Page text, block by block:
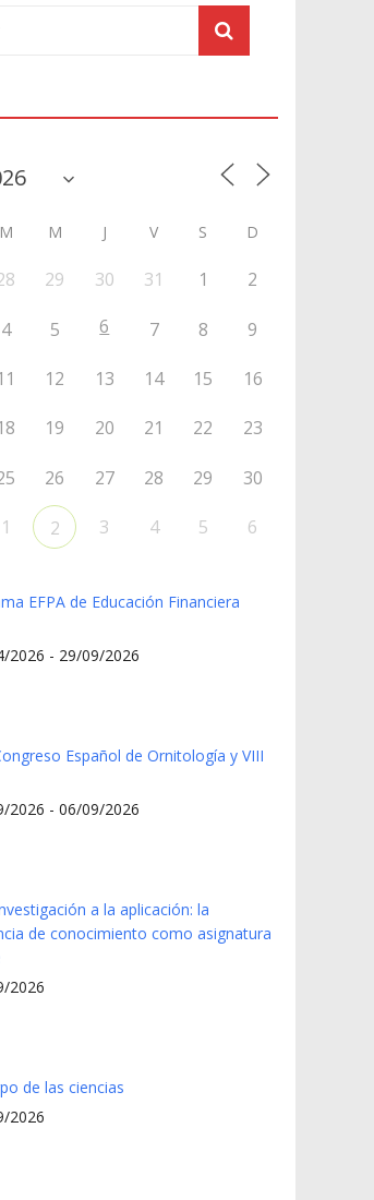
M M J V S D
29 30 31 1 2
4 5 6 7 8 9
12 13 14 15 16
19 20 21 22 23
26 27 28 29 30
1 2 3 4 5 6
EFPA de Educación Financiera
2026 - 29/09/2026
Español de Ornitología y VIII
2026 - 06/09/2026
a la aplicación: la
de conocimiento como asignatura
2026
de las ciencias
2026